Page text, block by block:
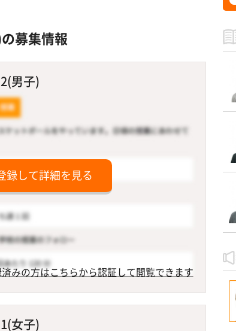
募集情報
男子)
録して詳細を見る
みの方はこちらから認証して閲覧できます
女子)